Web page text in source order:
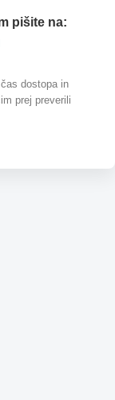
pišite na:
dostopa in
prej preverili